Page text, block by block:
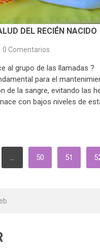
DEL RECIÉN NACIDO
0 Comentarios
al grupo de las llamadas ?
para el
de la sangre, evitando las
con bajos niveles de
… 50 51